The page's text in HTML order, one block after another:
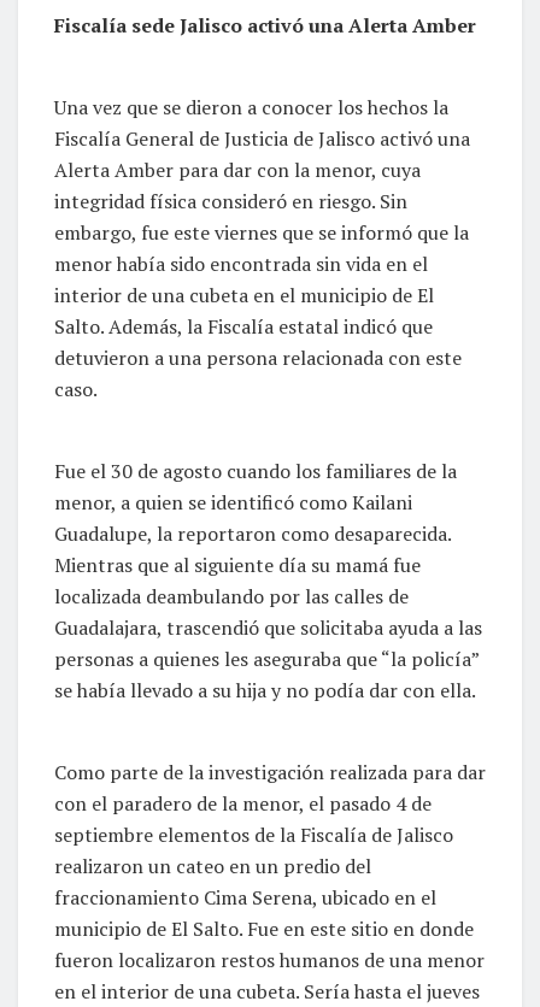
Fiscalía sede Jalisco activó una Alerta Amber
Una vez que se dieron a conocer los hechos la
Fiscalía General de Justicia de Jalisco activó una
Alerta Amber para dar con la menor, cuya
integridad física consideró en riesgo. Sin
embargo, fue este viernes que se informó que la
menor había sido encontrada sin vida en el
interior de una cubeta en el municipio de El
Salto. Además, la Fiscalía estatal indicó que
detuvieron a una persona relacionada con este
caso.
Fue el 30 de agosto cuando los familiares de la
menor, a quien se identificó como Kailani
Guadalupe, la reportaron como desaparecida.
Mientras que al siguiente día su mamá fue
localizada deambulando por las calles de
Guadalajara, trascendió que solicitaba ayuda a las
personas a quienes les aseguraba que “la policía”
se había llevado a su hija y no podía dar con ella.
Como parte de la investigación realizada para dar
con el paradero de la menor, el pasado 4 de
septiembre elementos de la Fiscalía de Jalisco
realizaron un cateo en un predio del
fraccionamiento Cima Serena, ubicado en el
municipio de El Salto. Fue en este sitio en donde
fueron localizaron restos humanos de una menor
en el interior de una cubeta. Sería hasta el jueves